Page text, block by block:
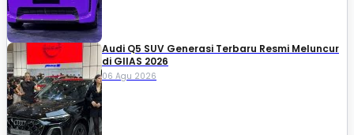
Audi Q5 SUV Generasi Terbaru Resmi Meluncur
di GIIAS 2026
06 Agu 2026